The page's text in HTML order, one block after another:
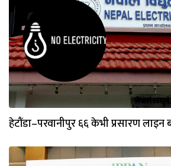
हेटौंडा–परवानीपुर ६६ केभी प्रसारण लाइन